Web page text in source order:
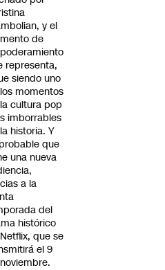
y el
de
representa,
siendo uno
momentos
cultura pop
imborrables
historia. Y
que
una nueva
a la
del
histórico
que se
el 9